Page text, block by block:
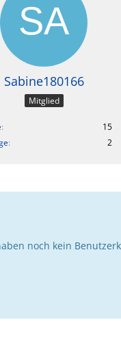
Sabine180166
Mitglied
15
2
noch kein